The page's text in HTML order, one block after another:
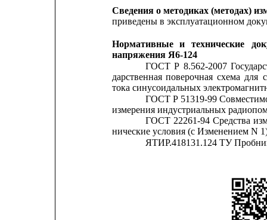
Сведения о методиках (методах)
приведены в эксплуатационном
Нормативные и технические
напряжения Я6-124
ГОСТ Р 8.562-2007
дарственная поверочная схема для
тока синусоидальных
ГОСТ Р 51319-99
измерения индустриальных
ГОСТ 22261-94 Средства
нические условия (с Изменением N
ЯТИР.418131.124 ТУ